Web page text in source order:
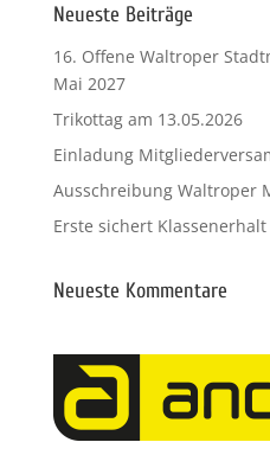
Neueste Beiträge
16. Offene Waltroper
Mai 2027
Trikottag am 13.05.2026
Einladung
Ausschreibung Waltroper
Erste sichert
Neueste Kommentare